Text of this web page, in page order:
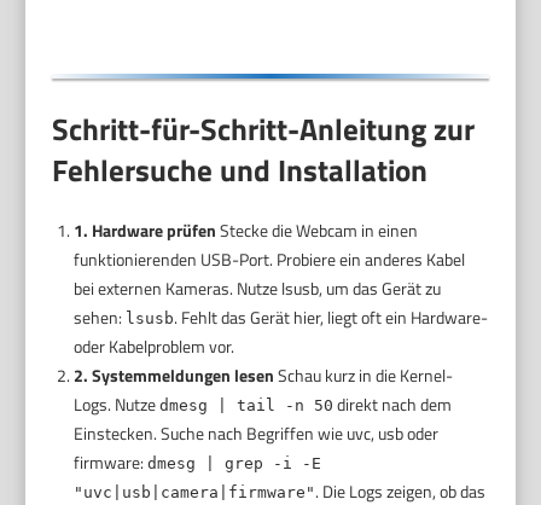
Schritt-für-Schritt-Anleitung zur
Fehlersuche und Installation
1. Hardware prüfenStecke die Webcam in einen
funktionierenden USB-Port. Probiere ein anderes Kabel
bei externen Kameras. Nutze lsusb, um das Gerät zu
sehen: lsusb. Fehlt das Gerät hier, liegt oft ein Hardware-
oder Kabelproblem vor.
2. Systemmeldungen lesenSchau kurz in die Kernel-
Logs. Nutze dmesg | tail -n 50 direkt nach dem
Einstecken. Suche nach Begriffen wie uvc, usb oder
firmware: dmesg | grep -i -E
"uvc|usb|camera|firmware" . Die Logs zeigen, ob das